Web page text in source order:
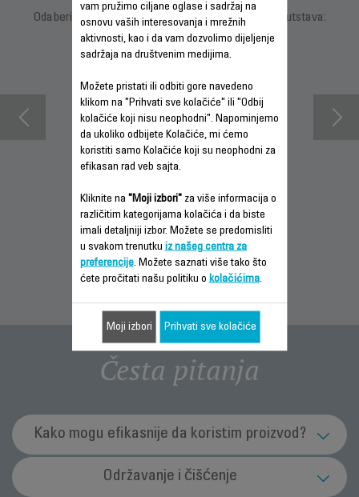
Odaberite jezik za prikaz uputstava i korisničkih uputstava:
INFORMACIJE O
PREUZMI
UPUTSTVO ZA
UPOTREBU
Česta pitanja
Kako mogu efikasnije da koristim proizvod?
Koja je svrha funkcije jonizatora (u zavisnosti
od modela)?
Održavanje i čišćenje
vam pružimo ciljane oglase i sadržaj na
osnovu vaših interesovanja i mrežnih
aktivnosti, kao i da vam dozvolimo dijeljenje
sadržaja na društvenim medijima.
Možete pristati ili odbiti gore navedeno
klikom na "Prihvati sve kolačiće" ili "Odbij
kolačiće koji nisu neophodni". Napominjemo
da ukoliko odbijete Kolačiće, mi ćemo
koristiti samo Kolačiće koji su neophodni za
efikasan rad veb sajta.
Kliknite na "Moji izbori"za više informacija o
različitim kategorijama kolačića i da biste
imali detaljniji izbor. Možete se predomisliti
u svakom trenutku iz našeg centra za
preferencije. Možete saznati više tako što
ćete pročitati našu politiku o kolačićima.
Moji izbori Prihvati sve kolačiće